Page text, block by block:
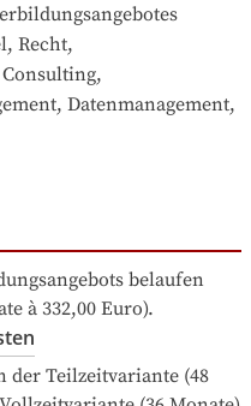
Recht,
Datenmanagement,
belaufen
à 332,00 Euro).
der Teilzeitvariante (48